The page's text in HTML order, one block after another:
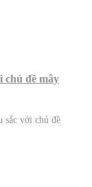
chủ đề mây
sắc với chủ đề